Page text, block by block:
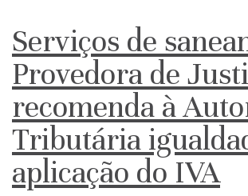
Serviços de
Provedora de
recomenda à
Tributária
aplicação do IVA